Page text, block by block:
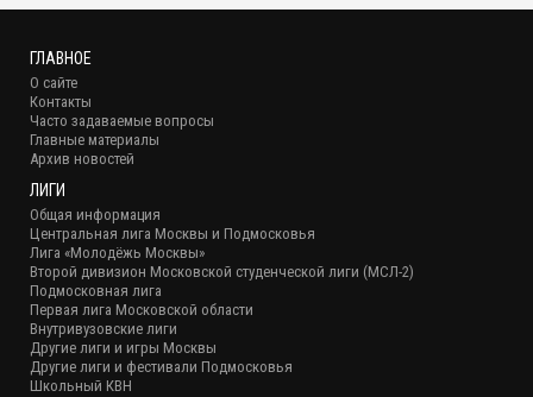
ГЛАВНОЕ
О сайте
Контакты
Часто задаваемые вопросы
Главные материалы
Архив новостей
ЛИГИ
Общая информация
Центральная лига Москвы и Подмосковья
Лига «Молодёжь Москвы»
Второй дивизион Московской студенческой лиги (МСЛ-2)
Подмосковная лига
Первая лига Московской области
Внутривузовские лиги
Другие лиги и игры Москвы
Другие лиги и фестивали Подмосковья
Школьный КВН